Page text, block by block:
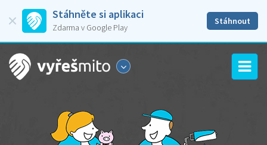
Stáhněte si aplikaci
Zdarma v Google Play
Stáhnout